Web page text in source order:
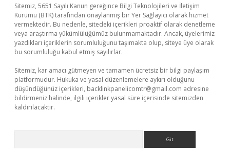
Sitemiz, 5651 Sayılı Kanun gereğince Bilgi Teknolojileri ve İletişim
Kurumu (BTK) tarafından onaylanmış bir Yer Sağlayıcı olarak hizmet
vermektedir. Bu nedenle, sitedeki içerikleri proaktif olarak denetleme
veya araştırma yükümlülüğümüz bulunmamaktadır. Ancak, üyelerimiz
yazdıkları içeriklerin sorumluluğunu taşımakta olup, siteye üye olarak
bu sorumluluğu kabul etmiş sayılırlar.
Sitemiz, kar amacı gütmeyen ve tamamen ücretsiz bir bilgi paylaşım
platformudur. Hukuka ve yasal düzenlemelere aykırı olduğunu
düşündüğünüz içerikleri, backlinkpanelicomtr@gmail.com adresine
bildirmeniz halinde, ilgili içerikler yasal süre içerisinde sitemizden
kaldırılacaktır.